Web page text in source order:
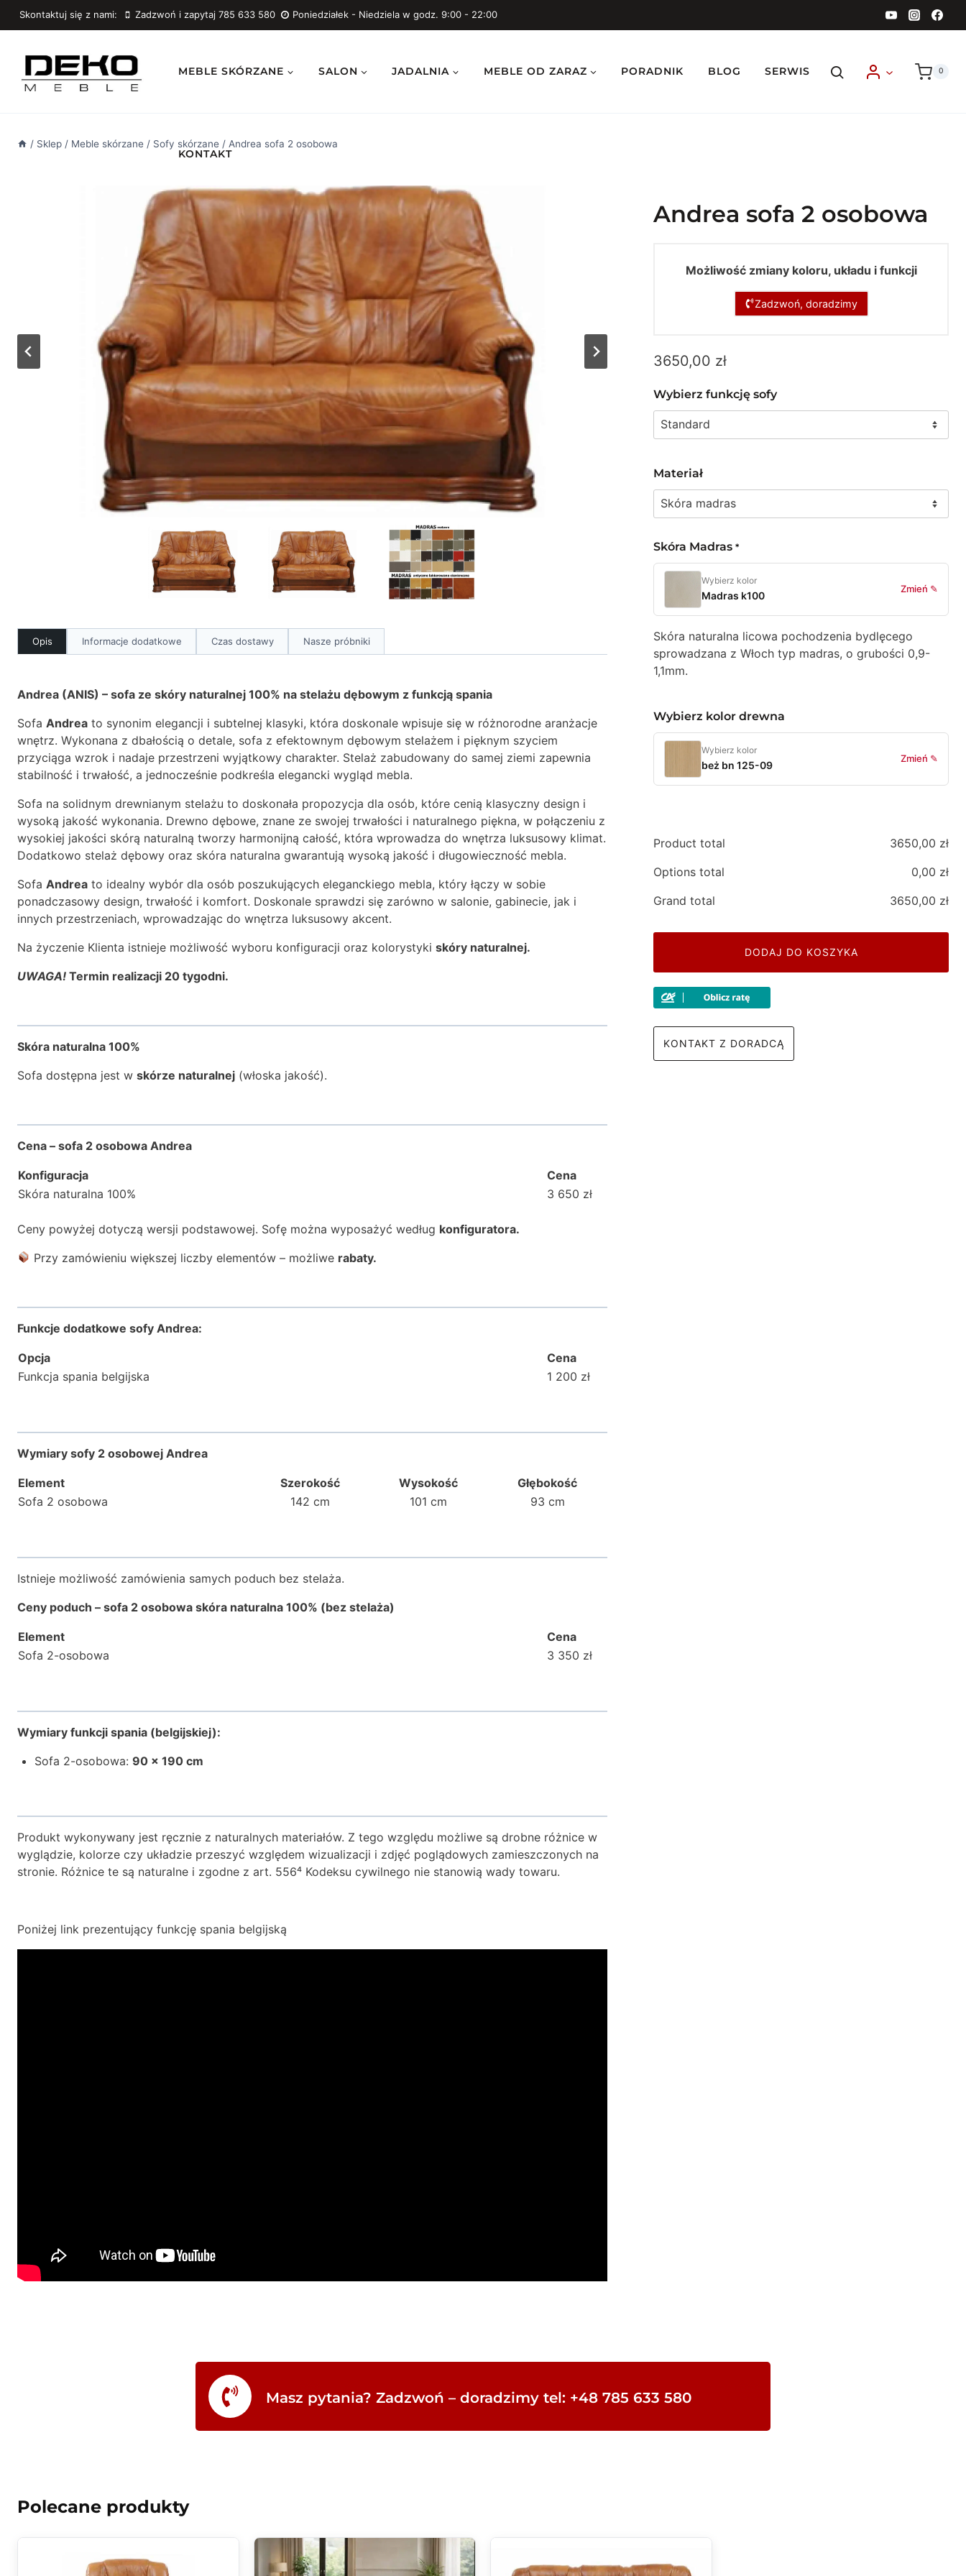
PrzejdźSkontaktuj się z nami: Zadzwoń i zapytaj 785 633 580 Poniedziałek - Niedziela w godz. 9:00 - 22:00
MEBLE SKÓRZANE SALON JADALNIA MEBLE OD ZARAZ PORADNIK BLOG SERWIS
KONTAKT
0
/ Sklep / Meble skórzane / Sofy skórzane / Andrea sofa 2 osobowa
Opis Informacje dodatkowe Czas dostawy Nasze próbniki
Andrea (ANIS) – sofa ze skóry naturalnej 100% na stelażu dębowym z funkcją spania
Sofa Andrea to synonim elegancji i subtelnej klasyki, która doskonale wpisuje się w różnorodne aranżacje
wnętrz. Wykonana z dbałością o detale, sofa z efektownym dębowym stelażem i pięknym szyciem
przyciąga wzrok i nadaje przestrzeni wyjątkowy charakter. Stelaż zabudowany do samej ziemi zapewnia
stabilność i trwałość, a jednocześnie podkreśla elegancki wygląd mebla.
Sofa na solidnym drewnianym stelażu to doskonała propozycja dla osób, które cenią klasyczny design i
wysoką jakość wykonania. Drewno dębowe, znane ze swojej trwałości i naturalnego piękna, w połączeniu z
wysokiej jakości skórą naturalną tworzy harmonijną całość, która wprowadza do wnętrza luksusowy klimat.
Dodatkowo stelaż dębowy oraz skóra naturalna gwarantują wysoką jakość i długowieczność mebla.
Sofa Andrea to idealny wybór dla osób poszukujących eleganckiego mebla, który łączy w sobie
ponadczasowy design, trwałość i komfort. Doskonale sprawdzi się zarówno w salonie, gabinecie, jak i
innych przestrzeniach, wprowadzając do wnętrza luksusowy akcent.
Na życzenie Klienta istnieje możliwość wyboru konfiguracji oraz kolorystyki skóry naturalnej.
UWAGA! Termin realizacji 20 tygodni.
Skóra naturalna 100%
Sofa dostępna jest w skórze naturalnej (włoska jakość).
Cena – sofa 2 osobowa Andrea
Konfiguracja
Cena
Skóra naturalna 100%
3 650 zł
Ceny powyżej dotyczą wersji podstawowej. Sofę można wyposażyć według konfiguratora.
Przy zamówieniu większej liczby elementów – możliwe rabaty.
Funkcje dodatkowe sofy Andrea:
Opcja
Cena
Funkcja spania belgijska
1 200 zł
Wymiary sofy 2 osobowej Andrea
Element Szerokość Wysokość
Głębokość
Sofa 2 osobowa
142 cm 101 cm 93 cm
Istnieje możliwość zamówienia samych poduch bez stelaża.
Ceny poduch – sofa 2 osobowa skóra naturalna 100% (bez stelaża)
Element
Cena
Sofa 2-osobowa
3 350 zł
Wymiary funkcji spania (belgijskiej):
Sofa 2-osobowa: 90 × 190 cm
Produkt wykonywany jest ręcznie z naturalnych materiałów. Z tego względu możliwe są drobne różnice w
wyglądzie, kolorze czy układzie przeszyć względem wizualizacji i zdjęć poglądowych zamieszczonych na
stronie. Różnice te są naturalne i zgodne z art. 556⁴ Kodeksu cywilnego nie stanowią wady towaru.
Poniżej link prezentujący funkcję spania belgijską
Andrea sofa 2 osobowa
Możliwość zmiany koloru, układu i funkcji
Zadzwoń, doradzimy
3650,00 zł
Wybierz funkcję sofy
Materiał
Skóra Madras*
Wybierz kolor
Madras k100
Zmień ✎
Skóra naturalna licowa pochodzenia bydlęcego
sprowadzana z Włoch typ madras, o grubości 0,9-
1,1mm.
Wybierz kolor drewna
Wybierz kolor
beż bn 125-09
Zmień ✎
Product total 3650,00 zł
Options total
0,00 zł
Grand total
3650,00 zł
DODAJ DO KOSZYKA
KONTAKT Z DORADCĄ
Masz pytania? Zadzwoń – doradzimy tel: +48 785 633 580
Polecane produkty